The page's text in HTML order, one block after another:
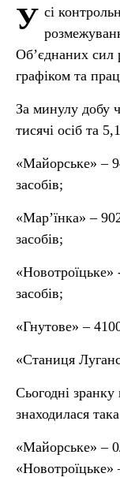
У сі
Об’єднаних сил
графіком та
За минулу добу
тисячі осіб та
«Майорське» –
засобів;
«Мар’їнка» –
засобів;
«Новотроїцьке»
засобів;
«Гнутове» –
«Станиця
Сьогодні
знаходилася
«Майорське» –